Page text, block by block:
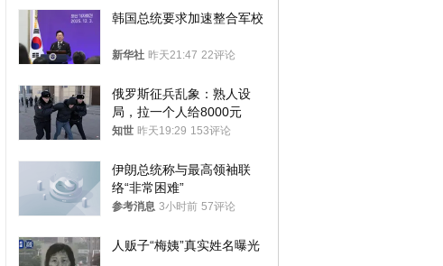
韩国总统要求加速整合军校
新华社 昨天21:47 22评论
俄罗斯征兵乱象：熟人设
局，拉一个人给8000元
知世 昨天19:29 153评论
伊朗总统称与最高领袖联
络“非常困难”
参考消息 3小时前 57评论
人贩子“梅姨”真实姓名曝光